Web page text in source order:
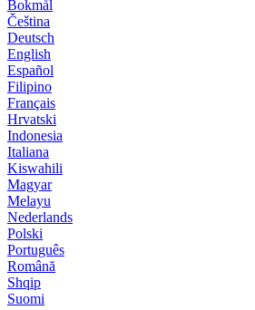
Bokmål
Čeština
Deutsch
English
Español
Filipino
Français
Hrvatski
Indonesia
Italiana
Kiswahili
Magyar
Melayu
Nederlands
Polski
Português
Română
Shqip
Suomi